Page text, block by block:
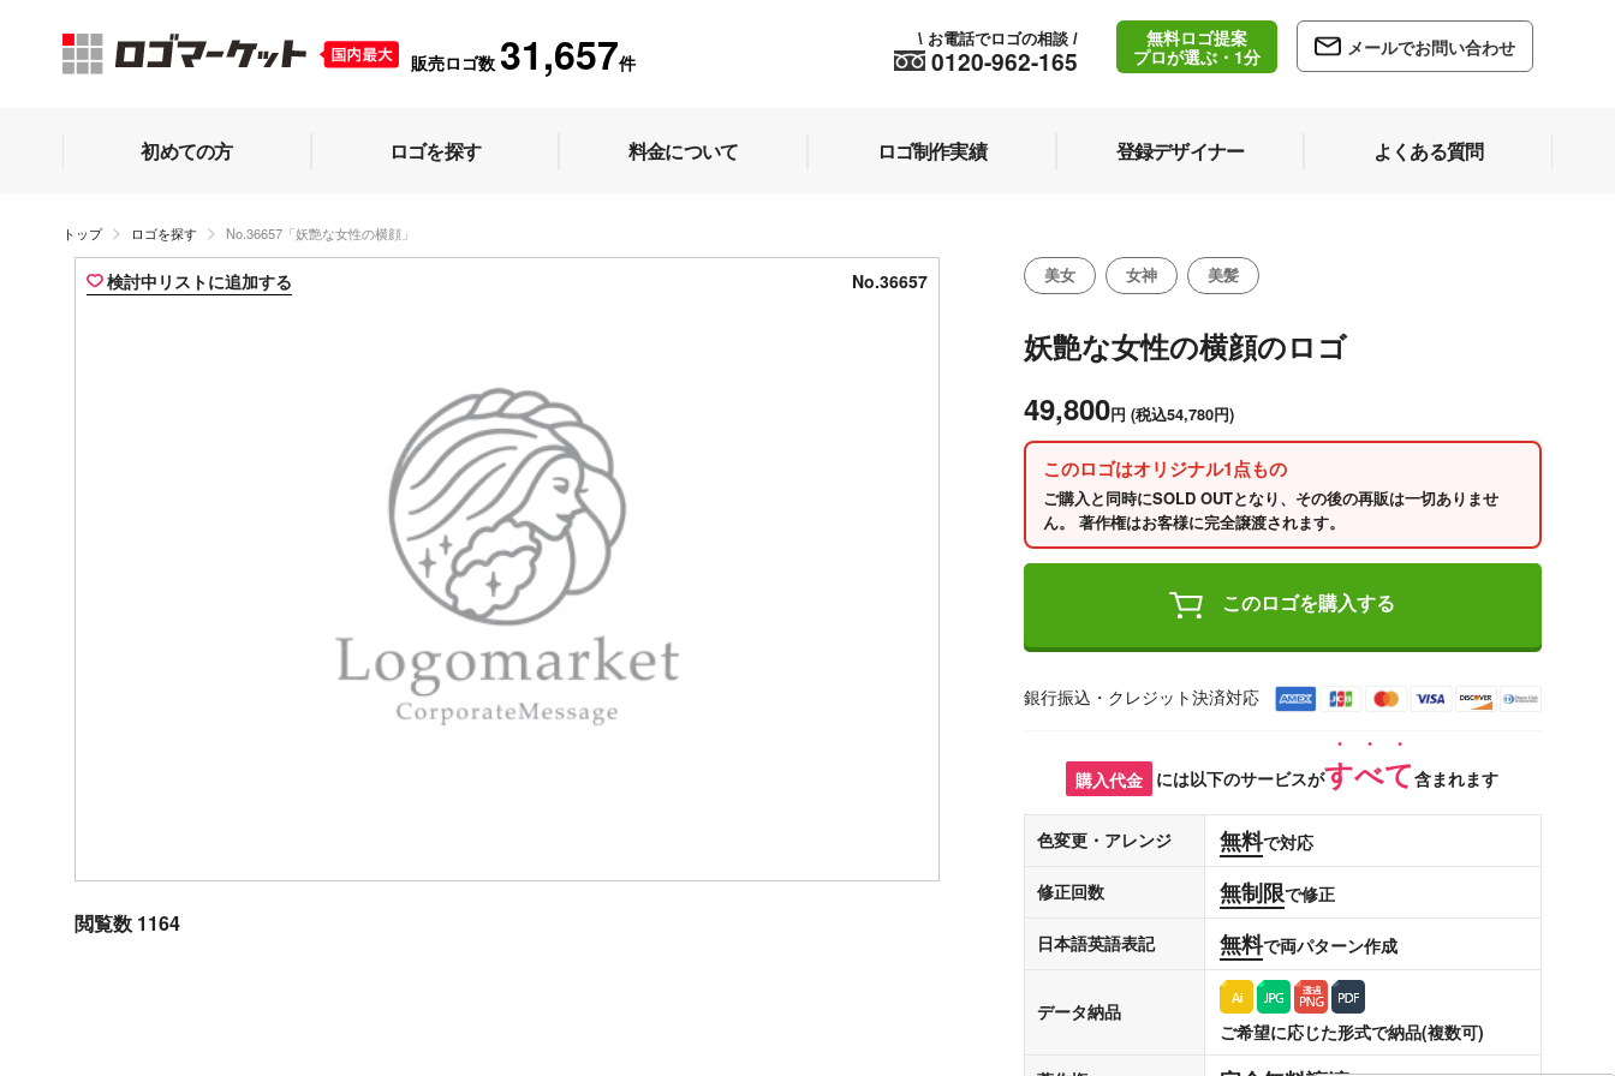
販売ロゴ数 31,657件 0120-962-165
\ お電話でロゴの相談 /
無料ロゴ提案
プロが選ぶ・1分
メールでお問い合わせ
初めての方 ロゴを探す 料金について ロゴ制作実績 登録デザイナー よくある質問
トップ ロゴを探す No.36657「妖艶な女性の横顔」
検討中リストに追加する No.36657
閲覧数 1164
美女 女神 美髪
妖艶な女性の横顔のロゴ
49,800円 (税込54,780円)
このロゴはオリジナル1点もの
ご購入と同時にSOLD OUTとなり、その後の再販は一切ありませ
ん。 著作権はお客様に完全譲渡されます。
このロゴを購入する
銀行振込・クレジット決済対応
購入代金 には以下のサービスがすべて含まれます
色変更・アレンジ 無料で対応
修正回数 無制限で修正
日本語英語表記 無料で両パターン作成
データ納品
ご希望に応じた形式で納品(複数可)